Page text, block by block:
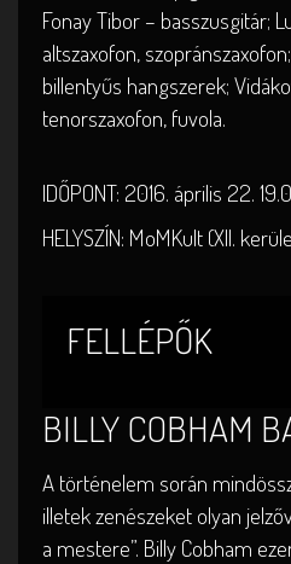
Fonay Tibor – basszusgitár;
altszaxofon,
billentyűs hangszerek;
tenorszaxofon, fuvola.
IDŐPONT: 2016. április 22.
HELYSZÍN: MoMKult (XII.
FELLÉPŐK
BILLY COBHAM
A történelem során
illetek zenészeket olyan
a mestere”. Billy Cobham